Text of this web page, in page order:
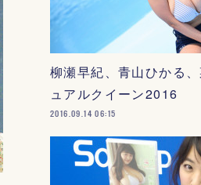
柳瀬早紀、青山ひかる
ュアルクイーン2016
2016.09.14 06:15